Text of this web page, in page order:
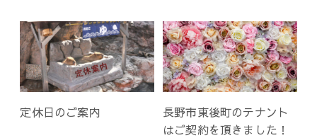
定休日のご案内
長野市東後町のテナント
はご契約を頂きました！